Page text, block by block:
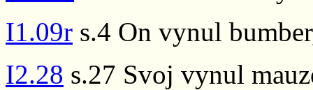
I1.09r s.4 On vynul
I2.28 s.27 Svoj vynul